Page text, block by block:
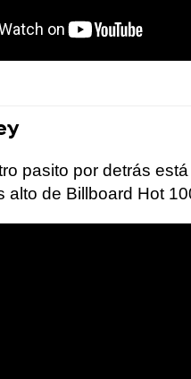
pasito por detrás
alto de Billboard Hot